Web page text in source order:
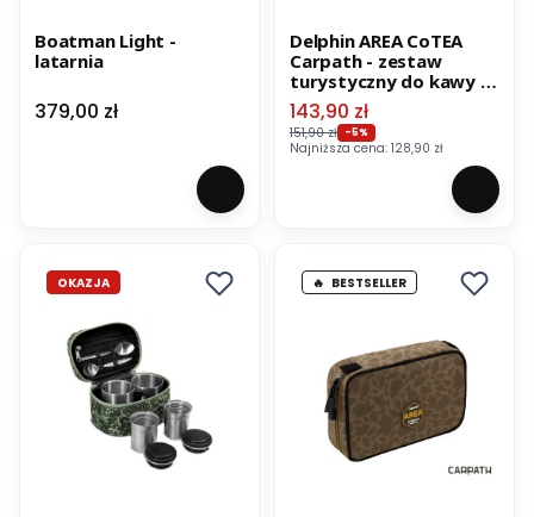
Boatman Light -
latarnia
Cena
379,00 zł
Delphin AREA CoTEA
Carpath - zestaw
turystyczny do kawy /
herbaty
Cena promocyjna
143,90 zł
151,90 zł -5%
Najniższa cena: 128,90 zł
OKAZJA BESTSELLER